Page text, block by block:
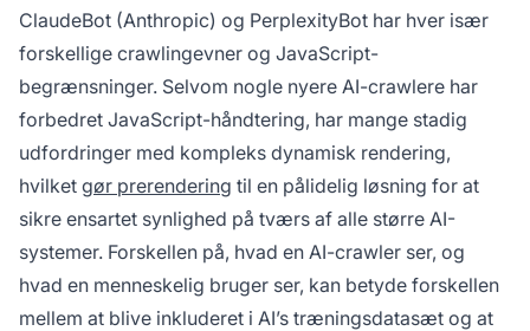
ClaudeBot (Anthropic) og PerplexityBot har hver især
forskellige crawlingevner og JavaScript-
begrænsninger. Selvom nogle nyere AI-crawlere har
forbedret JavaScript-håndtering, har mange stadig
udfordringer med kompleks dynamisk rendering,
hvilket gør prerendering til en pålidelig løsning for at
sikre ensartet synlighed på tværs af alle større AI-
systemer. Forskellen på, hvad en AI-crawler ser, og
hvad en menneskelig bruger ser, kan betyde forskellen
mellem at blive inkluderet i AI’s træningsdatasæt og at